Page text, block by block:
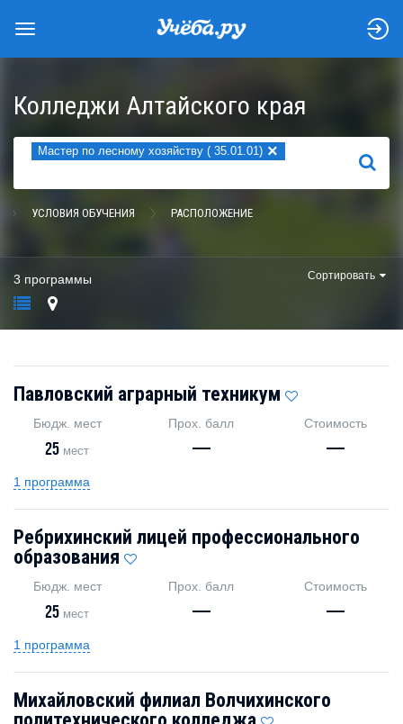
Колледжи Алтайского края
Мастер по лесному хозяйству ( 35.01.01) ×
НАЙТИ
УСЛОВИЯ ОБУЧЕНИЯ РАСПОЛОЖЕНИЕ
3 программы Сортировать
Павловский аграрный техникум
Бюдж. мест
25 мест
Прох. балл
—
Стоимость
—
1 программа
Ребрихинский лицей профессионального
образования
Бюдж. мест
25 мест
Прох. балл
—
Стоимость
—
1 программа
Михайловский филиал Волчихинского